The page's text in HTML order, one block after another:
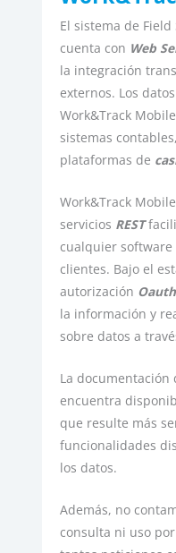
El sistema de
cuenta con Web
la integración
externos. Los
Work&Track
sistemas
plataformas de
Work&Track
servicios REST
cualquier
clientes. Bajo el
autorización
la información y
sobre datos a
La documentación
encuentra
que resulte más
funcionalidades
los datos.
Además, no
consulta ni uso